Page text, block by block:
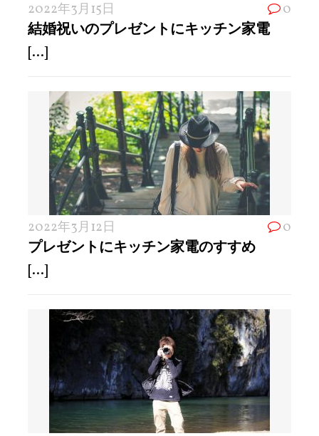
2022年3月15日 0
結婚祝いのプレゼントにキッチン家電
[...]
2022年3月12日 0
プレゼントにキッチン家電のすすめ
[...]